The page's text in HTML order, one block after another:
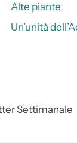
Alte piante
Un’unità
Settimanale